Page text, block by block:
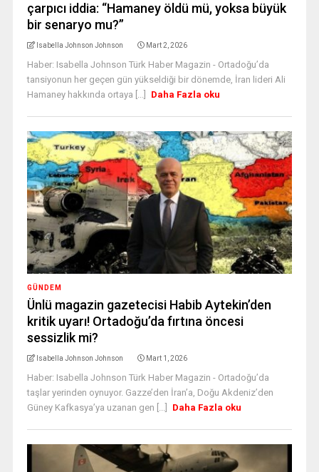
çarpıcı iddia: “Hamaney öldü mü, yoksa büyük
bir senaryo mu?”
Isabella Johnson Johnson Mart 2, 2026
Haber: Isabella Johnson Türk Haber Magazin - Ortadoğu’da
tansiyonun her geçen gün yükseldiği bir dönemde, İran lideri Ali
Hamaney hakkında ortaya [...]
Daha Fazla oku
GÜNDEM
Ünlü magazin gazetecisi Habib Aytekin’den
kritik uyarı! Ortadoğu’da fırtına öncesi
sessizlik mi?
Isabella Johnson Johnson Mart 1, 2026
Haber: Isabella Johnson Türk Haber Magazin - Ortadoğu’da
taşlar yerinden oynuyor. Gazze’den İran’a, Doğu Akdeniz’den
Güney Kafkasya’ya uzanan gen [...]
Daha Fazla oku